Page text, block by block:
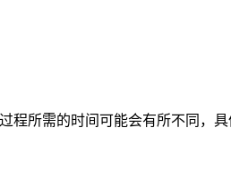
程所需的时间可能会有所不同，